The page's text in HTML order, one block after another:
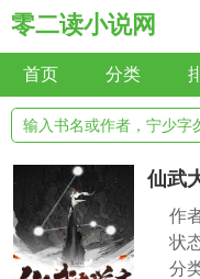
零二读小说网
首页 分类
仙武
作
状
分